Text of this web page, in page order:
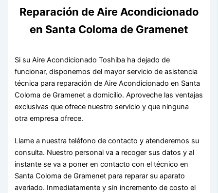
Reparación de Aire Acondicionado
en Santa Coloma de Gramenet
Si su Aire Acondicionado Toshiba ha dejado de
funcionar, disponemos del mayor servicio de asistencia
técnica para reparación de Aire Acondicionado en Santa
Coloma de Gramenet a domicilio. Aproveche las ventajas
exclusivas que ofrece nuestro servicio y que ninguna
otra empresa ofrece.
Llame a nuestra teléfono de contacto y atenderemos su
consulta. Nuestro personal va a recoger sus datos y al
instante se va a poner en contacto con el técnico en
Santa Coloma de Gramenet para reparar su aparato
averiado. Inmediatamente y sin incremento de costo el